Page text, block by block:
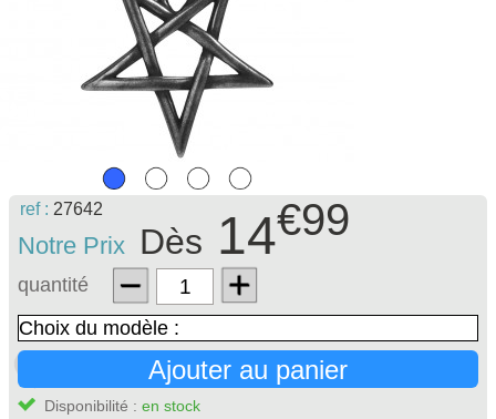
ref : 27642
Notre Prix Dès 14€99
quantité
Ajouter au panier
Disponibilité : en stock